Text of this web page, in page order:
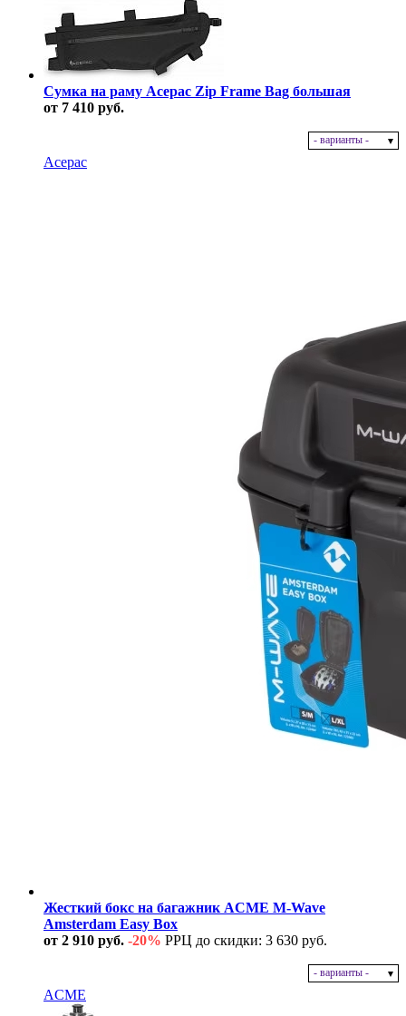
Сумка на раму Acepac Zip Frame Bag большая
от 7 410 руб.
- варианты -
Acepac
Жесткий бокс на багажник ACME M-Wave
Amsterdam Easy Box
от 2 910 руб. -20% РРЦ до скидки: 3 630 руб.
- варианты -
ACME